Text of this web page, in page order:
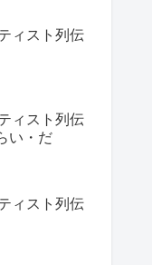
ィスト列伝
ィスト列伝
い・だ
ィスト列伝